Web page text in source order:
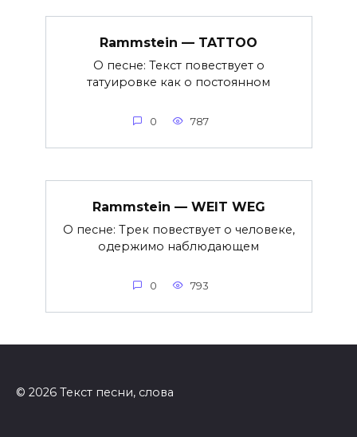
Rammstein — TATTOO
О песне: Текст повествует о
татуировке как о постоянном
0 787
Rammstein — WEIT WEG
О песне: Трек повествует о человеке,
одержимо наблюдающем
0 793
© 2026 Текст песни, слова